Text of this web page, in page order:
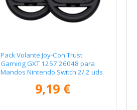
Pack Volante Joy-Con Trust
Gaming GXT 1257 26048 para
Mandos Nintendo Switch 2/ 2 uds
9,19 €